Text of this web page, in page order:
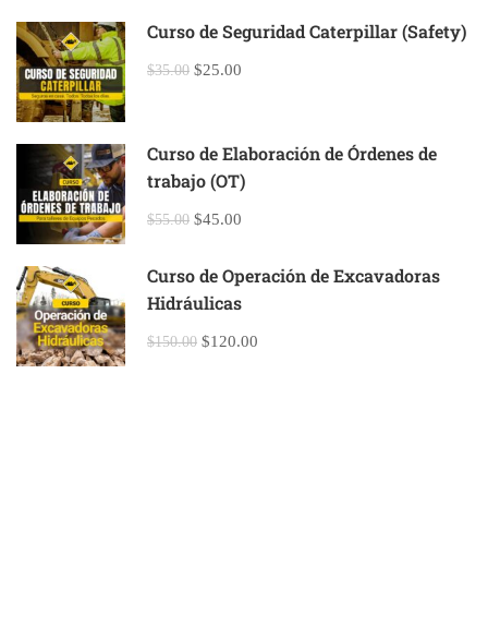
Curso de Seguridad Caterpillar (Safety)
$35.00 $25.00
Curso de Elaboración de Órdenes de
trabajo (OT)
$55.00 $45.00
Curso de Operación de Excavadoras
Hidráulicas
$150.00 $120.00